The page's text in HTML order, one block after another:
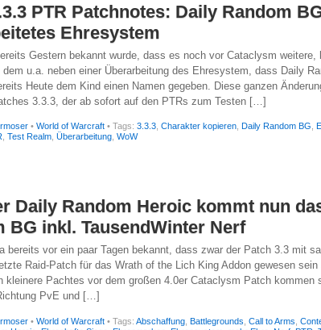
PTR Patchnotes: Daily Random
Ehresystem
Gestern bekannt wurde, dass es noch vor Cataclysm weitere,
dem u.a. neben einer Überarbeitung des Ehresystem, dass Daily
Heute dem Kind einen Namen gegeben. Diese ganzen
3.3.3, der ab sofort auf den PTRs zum Testen […]
• World of Warcraft • Tags: 3.3.3 Charakter kopieren Daily Random BG
Test Realm Überarbeitung WoW
Daily Random Heroic kommt nun
BG inkl. TausendWinter Nerf
bereits vor ein paar Tagen bekannt, dass zwar der Patch 3.3 mit
Raid-Patch für das Wrath of the Lich King Addon gewesen
kleinere Pachtes vor dem großen 4.0er Cataclysm Patch kommen
PvE und […]
• World of Warcraft • Tags: Abschaffung Battlegrounds Call to Arms